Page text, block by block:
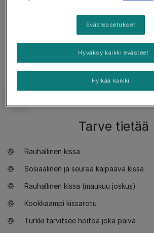
valkoisia merkkejä.
Tarve tietää
Rauhallinen kissa
Sosiaalinen ja seuraa kaipaava kissa
Rauhallinen kissa (maukuu joskus)
Kookkaampi kissarotu
Turkki tarvitsee hoitoa joka päivä
Evästeasetukset
Hylkää kaikki
Hyväksy kaikki evästeet